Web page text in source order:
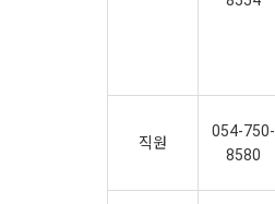
직원
054-750-
8580